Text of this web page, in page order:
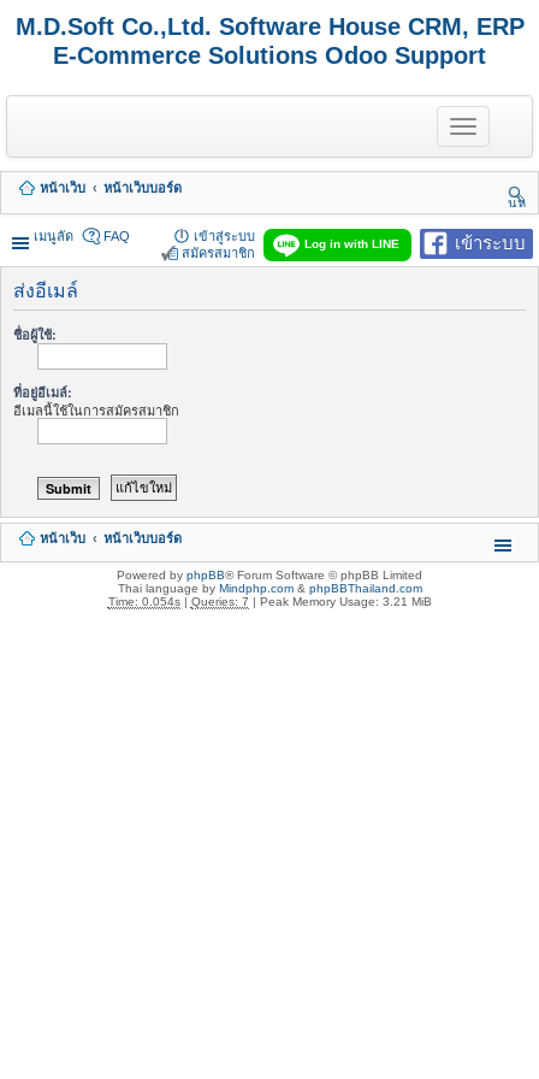
M.D.Soft Co.,Ltd. Software House CRM, ERP
E-Commerce Solutions Odoo Support
T
o
g
e
n
a
v
g
หน้าเว็บ
หน้าเว็บบอร์ด
นห
า
เมนูลัด
เข้าระบบ
Log in with LINE
FAQ
เข้าสู่ระบบ
สมัครสมาชิก
ส่งอีเมล์
ชื่อผู้ใช้:
ที่อยู่อีเมล์:
อีเมลนี้ใช้ในการสมัครสมาชิก
หน้าเว็บ หน้าเว็บบอร์ด
Powered by phpBB® Forum Software © phpBB Limited
Thai language by Mindphp.com& phpBBThailand.com
Time: 0.054s| Queries: 7 | Peak Memory Usage: 3.21 MiB